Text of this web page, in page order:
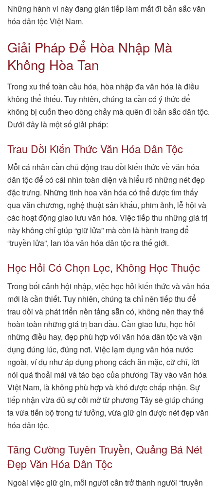
Những hành vi này đang gián tiếp làm mất đi bản sắc văn
hóa dân tộc Việt Nam.
Giải Pháp Để Hòa Nhập Mà
Không Hòa Tan
Trong xu thế toàn cầu hóa, hòa nhập đa văn hóa là điều
không thể thiếu. Tuy nhiên, chúng ta cần có ý thức để
không bị cuốn theo dòng chảy mà quên đi bản sắc dân tộc.
Dưới đây là một số giải pháp:
Trau Dồi Kiến Thức Văn Hóa Dân Tộc
Mỗi cá nhân cần chủ động trau dồi kiến thức về văn hóa
dân tộc để có cái nhìn toàn diện và hiểu rõ những nét đẹp
đặc trưng. Những tinh hoa văn hóa có thể được tìm thấy
qua văn chương, nghệ thuật sân khấu, phim ảnh, lễ hội và
các hoạt động giao lưu văn hóa. Việc tiếp thu những giá trị
này không chỉ giúp “giữ lửa” mà còn là hành trang để
“truyền lửa”, lan tỏa văn hóa dân tộc ra thế giới.
Học Hỏi Có Chọn Lọc, Không Học Thuộc
Trong bối cảnh hội nhập, việc học hỏi kiến thức và văn hóa
mới là cần thiết. Tuy nhiên, chúng ta chỉ nên tiếp thu để
trau dồi và phát triển nền tảng sẵn có, không nên thay thế
hoàn toàn những giá trị ban đầu. Cần giao lưu, học hỏi
những điều hay, đẹp phù hợp với văn hóa dân tộc và vận
dụng đúng lúc, đúng nơi. Việc lạm dụng văn hóa nước
ngoài, ví dụ như áp dụng phong cách ăn mặc, cử chỉ, lời
nói quá thoải mái và táo bạo của phương Tây vào văn hóa
Việt Nam, là không phù hợp và khó được chấp nhận. Sự
tiếp nhận vừa đủ sự cởi mở từ phương Tây sẽ giúp chúng
ta vừa tiến bộ trong tư tưởng, vừa giữ gìn được nét đẹp văn
hóa dân tộc.
Tăng Cường Tuyên Truyền, Quảng Bá Nét
Đẹp Văn Hóa Dân Tộc
Ngoài việc giữ gìn, mỗi người cần trở thành người “truyền